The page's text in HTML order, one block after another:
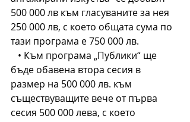
500 000 лв към гласуваните за нея
250 000 лв, с което общата сума по
тази програма е 750 000 лв.
• Към програма „Публики“ ще
бъде обавена втора сесия в
размер на 500 000 лв. към
съществуващите вече от първа
сесия 500 000 лева, с което